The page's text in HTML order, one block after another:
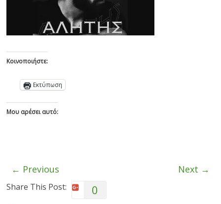
Κοινοποιήστε:
Εκτύπωση
Μου αρέσει αυτό:
← Previous Next →
Share This Post: 0